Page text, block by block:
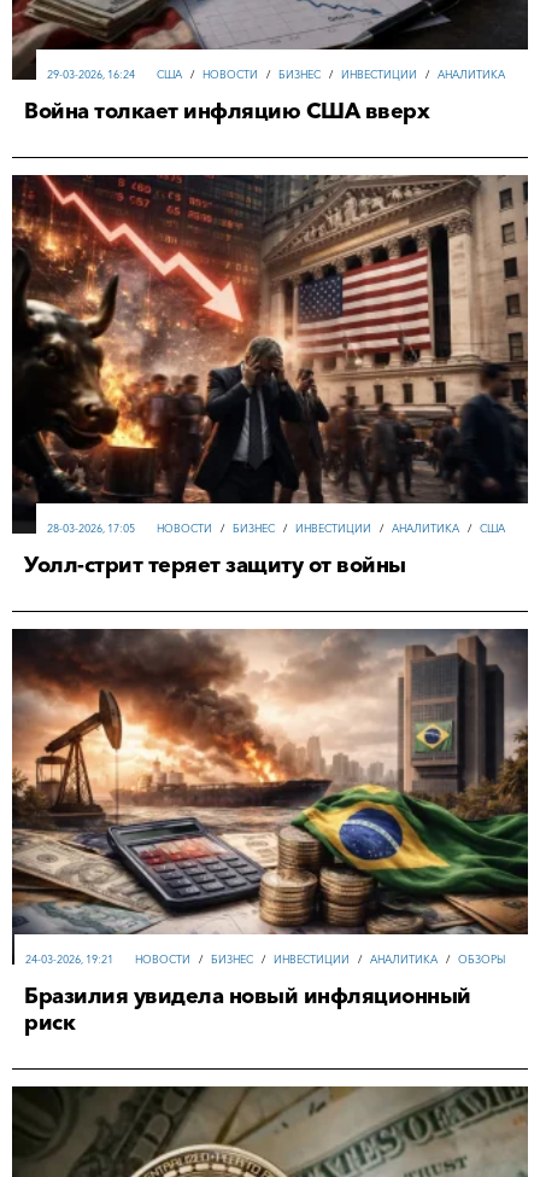
США / НОВОСТИ / БИЗНЕС / ИНВЕСТИЦИИ / АНАЛИТИКА
29-03-2026, 16:24
Война толкает инфляцию США вверх
НОВОСТИ / БИЗНЕС / ИНВЕСТИЦИИ / АНАЛИТИКА / США
28-03-2026, 17:05
Уолл-стрит теряет защиту от войны
НОВОСТИ / БИЗНЕС / ИНВЕСТИЦИИ / АНАЛИТИКА / ОБЗОРЫ
24-03-2026, 19:21
Бразилия увидела новый инфляционный
риск